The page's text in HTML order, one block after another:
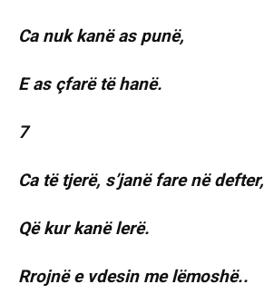
Ca nuk kanë as punë,
E as çfarë të hanë.
7
Ca të tjerë, s’janë fare në defter,
Që kur kanë lerë.
Rrojnë e vdesin me lëmoshë..